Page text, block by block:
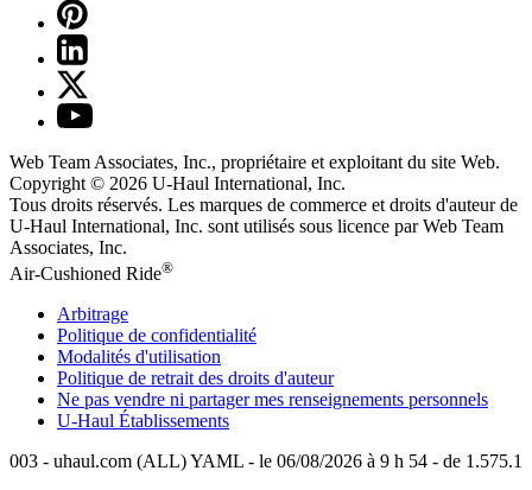
Web Team Associates, Inc., propriétaire et exploitant du site Web.
Copyright © 2026 U-Haul International, Inc.
Tous droits réservés. Les marques de commerce et droits d'auteur de
U-Haul International, Inc. sont utilisés sous licence par Web Team
Associates, Inc.
Air-Cushioned Ride®
Arbitrage
Politique de confidentialité
Modalités d'utilisation
Politique de retrait des droits d'auteur
Ne pas vendre ni partager mes renseignements personnels
U-Haul Établissements
003 - uhaul.com (ALL) YAML - le 06/08/2026 à 9 h 54 - de 1.575.1